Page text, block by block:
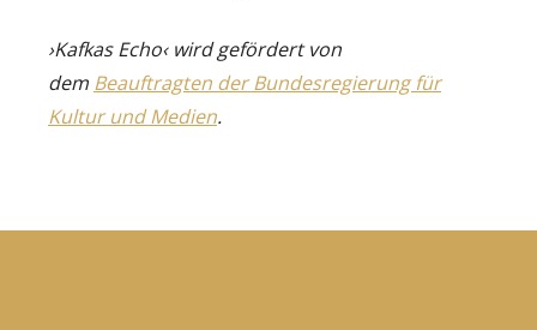
›Kafkas Echo‹ wird gefördert von
dem Beauftragten der Bundesregierung für
Kultur und Medien.